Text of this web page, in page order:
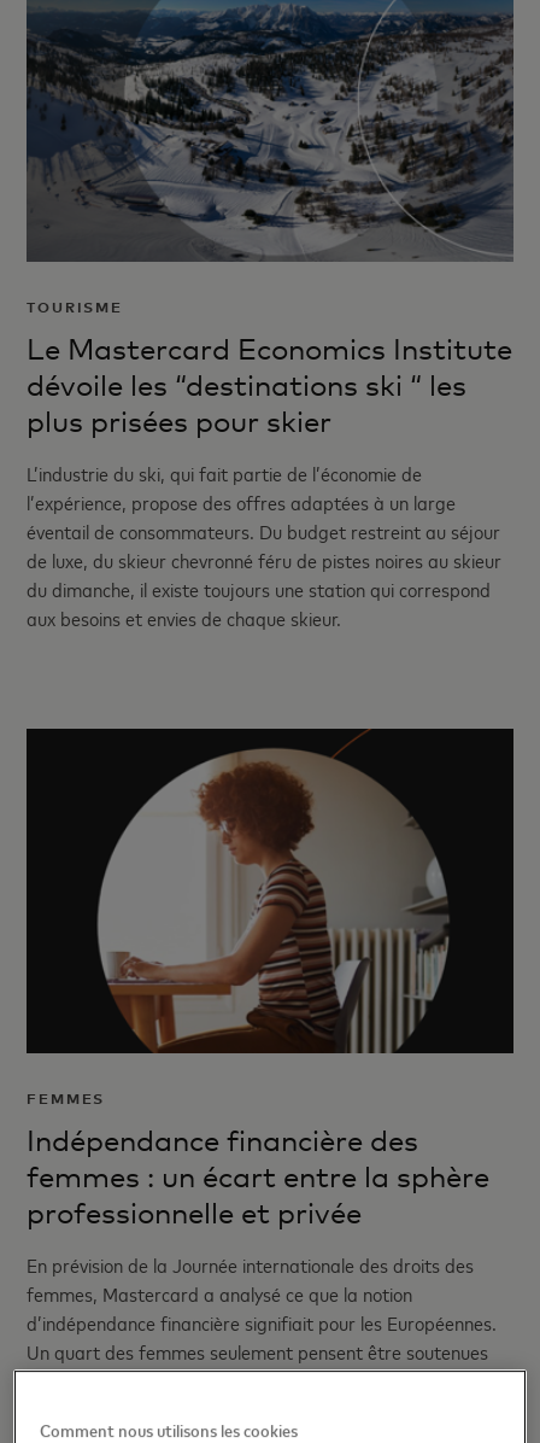
TOURISME
Le Mastercard Economics Institute
dévoile les “destinations ski “ les
plus prisées pour skier
L’industrie du ski, qui fait partie de l’économie de
l’expérience, propose des offres adaptées à un large
éventail de consommateurs. Du budget restreint au séjour
de luxe, du skieur chevronné féru de pistes noires au skieur
du dimanche, il existe toujours une station qui correspond
aux besoins et envies de chaque skieur.
FEMMES
Indépendance financière des
femmes : un écart entre la sphère
professionnelle et privée
En prévision de la Journée internationale des droits des
femmes, Mastercard a analysé ce que la notion
d’indépendance financière signifiait pour les Européennes.
Un quart des femmes seulement pensent être soutenues
sur les questions financières dans leur travail, révèle une
Comment nous utilisons les cookies